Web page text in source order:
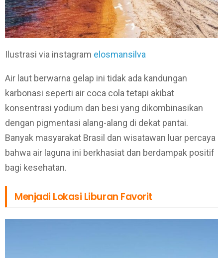
Ilustrasi via instagram elosmansilva
Air laut berwarna gelap ini tidak ada kandungan
karbonasi seperti air coca cola tetapi akibat
konsentrasi yodium dan besi yang dikombinasikan
dengan pigmentasi alang-alang di dekat pantai.
Banyak masyarakat Brasil dan wisatawan luar percaya
bahwa air laguna ini berkhasiat dan berdampak positif
bagi kesehatan.
Menjadi Lokasi Liburan Favorit